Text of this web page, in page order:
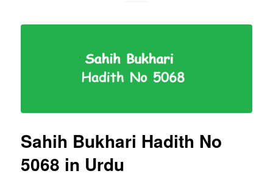
Sahih Bukhari Hadith No
5068 in Urdu